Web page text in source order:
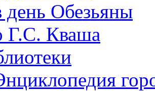
день Обезьяны
Г.С. Кваша